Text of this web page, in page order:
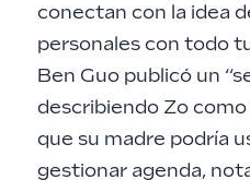
conectan con la idea
personales con todo
Ben Guo publicó un
describiendo Zo
que su madre podría
gestionar agenda,